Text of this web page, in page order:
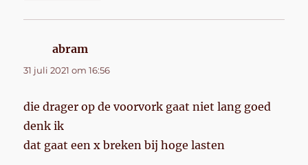
abram
31 juli 2021 om 16:56
die drager op de voorvork gaat niet lang goed
denk ik
dat gaat een x breken bij hoge lasten